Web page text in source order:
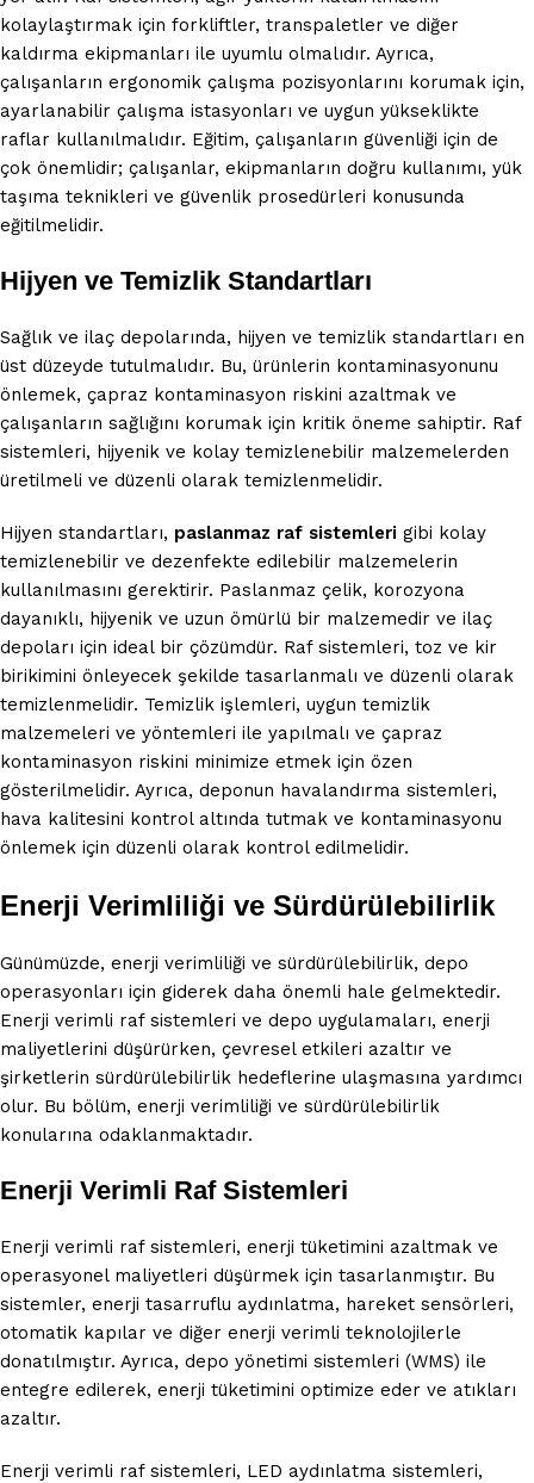
kolaylaştırmak için forkliftler, transpaletler ve diğer
kaldırma ekipmanları ile uyumlu olmalıdır. Ayrıca,
çalışanların ergonomik çalışma pozisyonlarını korumak için,
ayarlanabilir çalışma istasyonları ve uygun yükseklikte
raflar kullanılmalıdır. Eğitim, çalışanların güvenliği için de
çok önemlidir; çalışanlar, ekipmanların doğru kullanımı, yük
taşıma teknikleri ve güvenlik prosedürleri konusunda
eğitilmelidir.
Hijyen ve Temizlik Standartları
Sağlık ve ilaç depolarında, hijyen ve temizlik standartları en
üst düzeyde tutulmalıdır. Bu, ürünlerin kontaminasyonunu
önlemek, çapraz kontaminasyon riskini azaltmak ve
çalışanların sağlığını korumak için kritik öneme sahiptir. Raf
sistemleri, hijyenik ve kolay temizlenebilir malzemelerden
üretilmeli ve düzenli olarak temizlenmelidir.
Hijyen standartları, paslanmaz raf sistemleri gibi kolay
temizlenebilir ve dezenfekte edilebilir malzemelerin
kullanılmasını gerektirir. Paslanmaz çelik, korozyona
dayanıklı, hijyenik ve uzun ömürlü bir malzemedir ve ilaç
depoları için ideal bir çözümdür. Raf sistemleri, toz ve kir
birikimini önleyecek şekilde tasarlanmalı ve düzenli olarak
temizlenmelidir. Temizlik işlemleri, uygun temizlik
malzemeleri ve yöntemleri ile yapılmalı ve çapraz
kontaminasyon riskini minimize etmek için özen
gösterilmelidir. Ayrıca, deponun havalandırma sistemleri,
hava kalitesini kontrol altında tutmak ve kontaminasyonu
önlemek için düzenli olarak kontrol edilmelidir.
Enerji Verimliliği ve Sürdürülebilirlik
Günümüzde, enerji verimliliği ve sürdürülebilirlik, depo
operasyonları için giderek daha önemli hale gelmektedir.
Enerji verimli raf sistemleri ve depo uygulamaları, enerji
maliyetlerini düşürürken, çevresel etkileri azaltır ve
şirketlerin sürdürülebilirlik hedeflerine ulaşmasına yardımcı
olur. Bu bölüm, enerji verimliliği ve sürdürülebilirlik
konularına odaklanmaktadır.
Enerji Verimli Raf Sistemleri
Enerji verimli raf sistemleri, enerji tüketimini azaltmak ve
operasyonel maliyetleri düşürmek için tasarlanmıştır. Bu
sistemler, enerji tasarruflu aydınlatma, hareket sensörleri,
otomatik kapılar ve diğer enerji verimli teknolojilerle
donatılmıştır. Ayrıca, depo yönetimi sistemleri (WMS) ile
entegre edilerek, enerji tüketimini optimize eder ve atıkları
azaltır.
Enerji verimli raf sistemleri, LED aydınlatma sistemleri,